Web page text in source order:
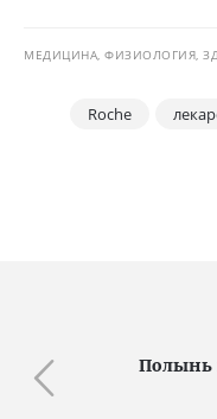
МЕДИЦИНА, ФИЗИОЛОГИЯ,
Roche
Полынь